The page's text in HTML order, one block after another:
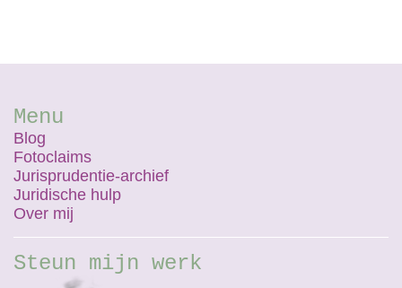
Menu
Blog
Fotoclaims
Jurisprudentie-archief
Juridische hulp
Over mij
Steun mijn werk